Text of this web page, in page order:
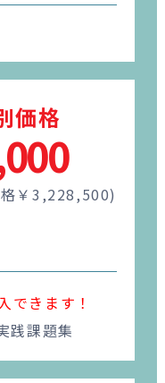
価格
￥3,228,500)
できます！
践課題集